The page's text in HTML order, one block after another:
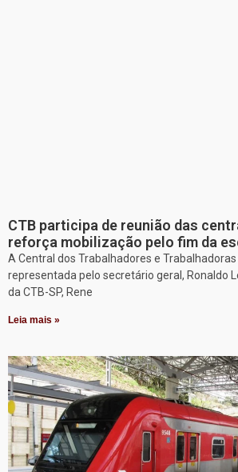
CTB participa de reunião das
reforça mobilização pelo fim da
A Central dos Trabalhadores e Trabalhadoras
representada pelo secretário geral, Ronaldo
da CTB-SP, Rene
Leia mais »